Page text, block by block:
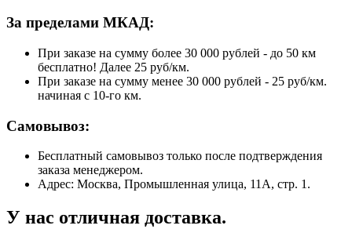
За пределами МКАД:
При заказе на сумму более 30 000 рублей - до 50 км
бесплатно! Далее 25 руб/км.
При заказе на сумму менее 30 000 рублей - 25 руб/км.
начиная с 10-го км.
Самовывоз:
Бесплатный самовывоз только после подтверждения
заказа менеджером.
Адрес: Москва, Промышленная улица, 11А, стр. 1.
У нас отличная доставка.